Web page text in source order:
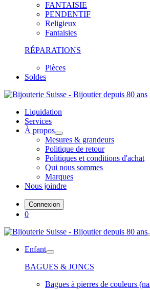
FANTAISIE
PENDENTIF
Religieux
Fantaisies
RÉPARATIONS
Pièces
Soldes
Liquidation
Services
À propos
Mesures & grandeurs
Politique de retour
Politiques et conditions d'achat
Qui nous sommes
Marques
Nous joindre
Connexion
0
Enfant
BAGUES & JONCS
Bagues à pierres de couleurs